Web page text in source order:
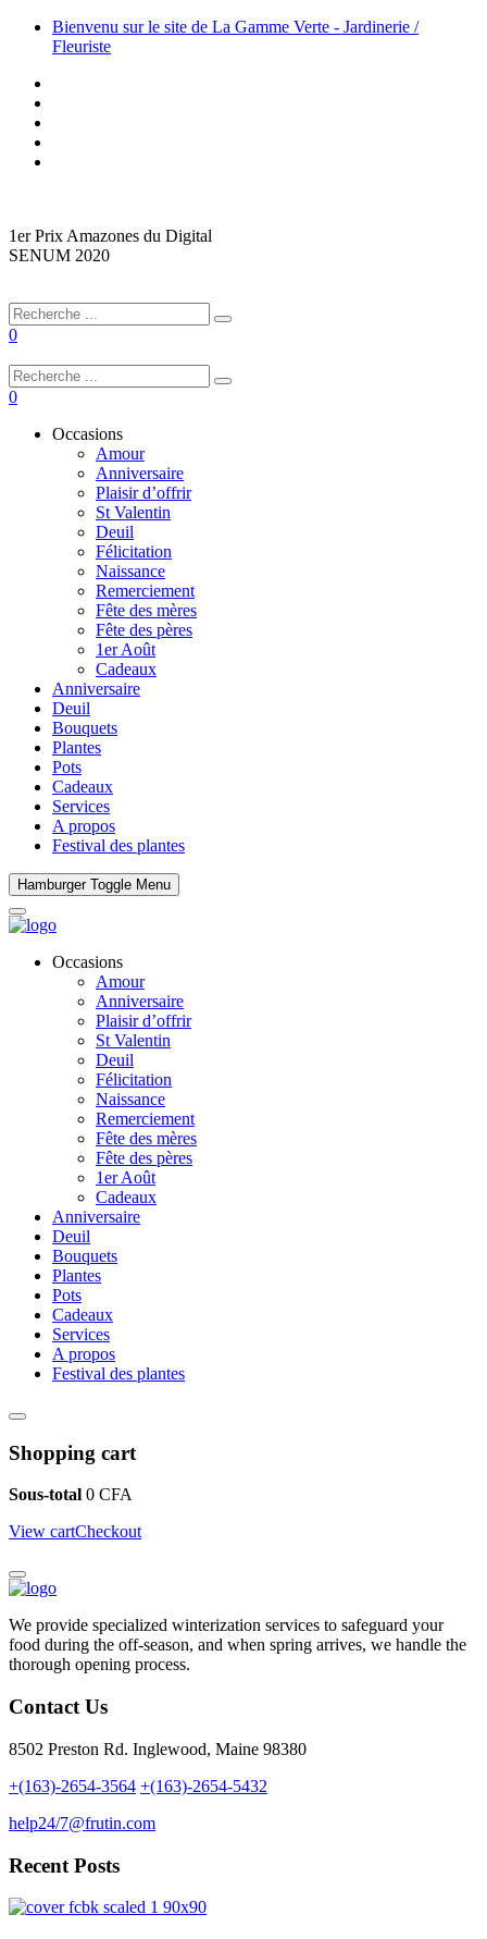
Bienvenu sur le site de La Gamme Verte - Jardinerie /
Fleuriste
1er Prix Amazones du Digital
SENUM 2020
0
0
Occasions
Amour
Anniversaire
Plaisir d’offrir
St Valentin
Deuil
Félicitation
Naissance
Remerciement
Fête des mères
Fête des pères
1er Août
Cadeaux
Anniversaire
Deuil
Bouquets
Plantes
Pots
Cadeaux
Services
A propos
Festival des plantes
Hamburger Toggle Menu
Occasions
Amour
Anniversaire
Plaisir d’offrir
St Valentin
Deuil
Félicitation
Naissance
Remerciement
Fête des mères
Fête des pères
1er Août
Cadeaux
Anniversaire
Deuil
Bouquets
Plantes
Pots
Cadeaux
Services
A propos
Festival des plantes
Shopping cart
Sous-total 0 CFA
View cartCheckout
We provide specialized winterization services to safeguard your
food during the off-season, and when spring arrives, we handle the
thorough opening process.
Contact Us
8502 Preston Rd. Inglewood, Maine 98380
+(163)-2654-3564 +(163)-2654-5432
help24/7@frutin.com
Recent Posts